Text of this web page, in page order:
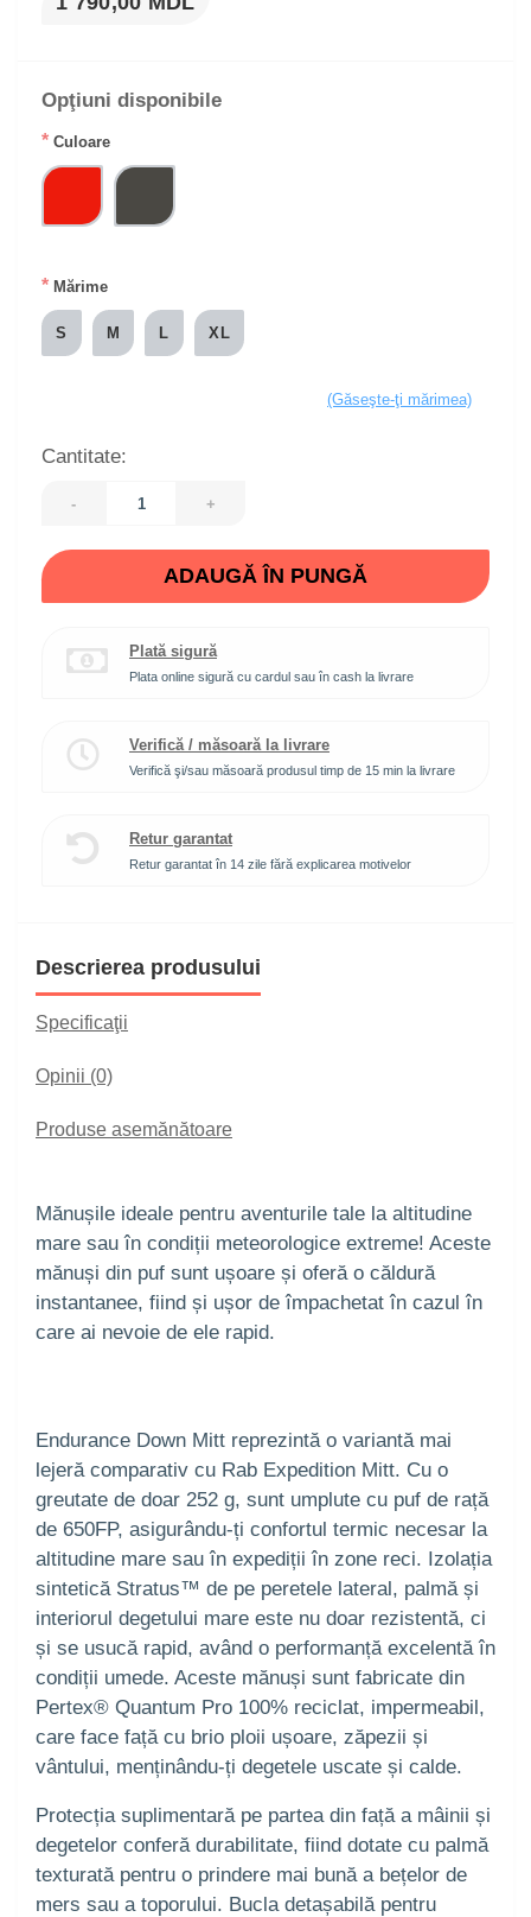
Opţiuni disponibile
* Culoare
* Mărime
S M L XL
(Găseşte-ţi mărimea)
Cantitate:
- +
ADAUGĂ ÎN PUNGĂ
Plată sigură
Plata online sigură cu cardul sau în cash la livrare
Verifică / măsoară la livrare
Verifică şi/sau măsoară produsul timp de 15 min la livrare
Retur garantat
Retur garantat în 14 zile fără explicarea motivelor
Descrierea produsului
Specificaţii
Opinii (0)
Produse asemănătoare
Mănușile ideale pentru aventurile tale la altitudine
mare sau în condiții meteorologice extreme! Aceste
mănuși din puf sunt ușoare și oferă o căldură
instantanee, fiind și ușor de împachetat în cazul în
care ai nevoie de ele rapid.
Endurance Down Mitt reprezintă o variantă mai
lejeră comparativ cu Rab Expedition Mitt. Cu o
greutate de doar 252 g, sunt umplute cu puf de rață
de 650FP, asigurându-ți confortul termic necesar la
altitudine mare sau în expediții în zone reci. Izolația
sintetică Stratus™ de pe peretele lateral, palmă și
interiorul degetului mare este nu doar rezistentă, ci
și se usucă rapid, având o performanță excelentă în
condiții umede. Aceste mănuși sunt fabricate din
Pertex® Quantum Pro 100% reciclat, impermeabil,
care face față cu brio ploii ușoare, zăpezii și
vântului, menținându-ți degetele uscate și calde.
Protecția suplimentară pe partea din față a mâinii și
degetelor conferă durabilitate, fiind dotate cu palmă
texturată pentru o prindere mai bună a bețelor de
mers sau a toporului. Bucla detașabilă pentru